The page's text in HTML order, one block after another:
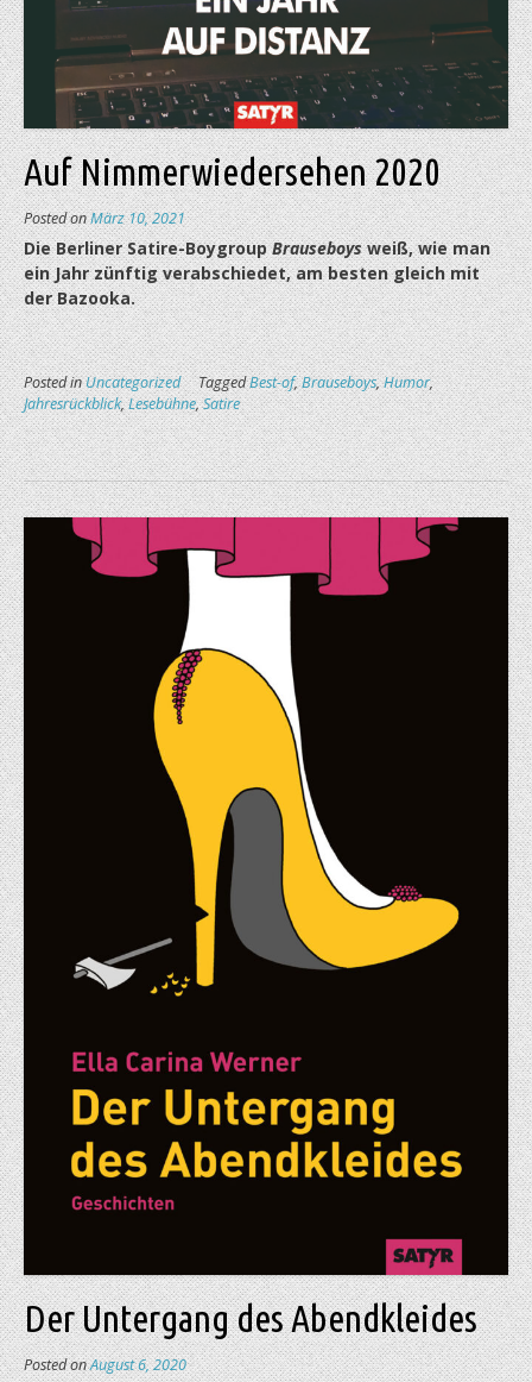
Auf Nimmerwiedersehen 2020
Posted onMärz 10, 2021
Die Berliner Satire-BoygroupBrauseboysweiß, wie man
ein Jahr zünftig verabschiedet, am besten gleich mit
der Bazooka.
Posted inUncategorized TaggedBest-of,Brauseboys,Humor,
Jahresrückblick,Lesebühne,Satire
Der Untergang des Abendkleides
Posted onAugust 6, 2020